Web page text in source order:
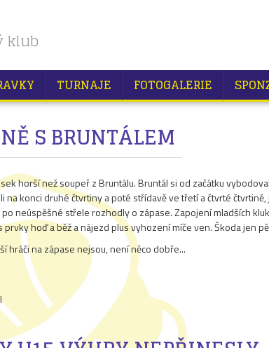
klub
TURNAJE FOTOGALERIE
S BRUNTÁLEM
horší než soupeř z Bruntálu. Bruntál si od začátku
konci druhé čtvrtiny a poté střídavě ve třetí a čtvrté
neúspěšné střele rozhodly o zápase. Zapojení mladších
hoď a běž a nájezd plus vyhození míče ven. Škoda jen
hráči na zápase nejsou, není něco dobře...